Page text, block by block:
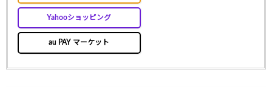
Yahooショッピング
au PAY マーケット